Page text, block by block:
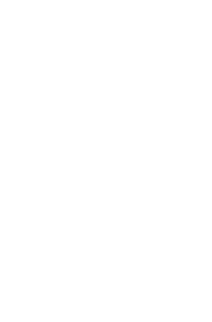
人张
天恨意，在屠刀落地的瞬间，灵魂跨越千
；临终前与遗憾和解的“无用之人”；共享
及监控、无DNA鉴定技术的支持下，通
年的患
她步步为营，周旋在各怀心思的豪门众人间
你，哲学和生物学意义上的喜欢。”那个
动人的情感，以及他们在复杂局势中坚